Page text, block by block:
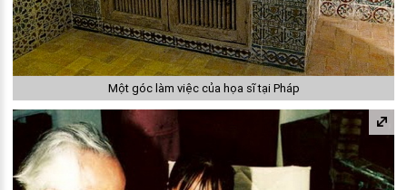
Một góc làm việc của họa sĩ tại Pháp